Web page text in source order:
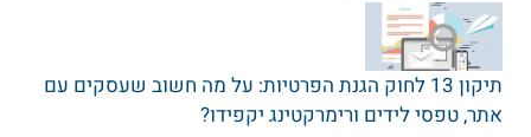
תיקון 13 לחוק הגנת הפרטיות: על מה חשוב שעסקים עם
אתר‚ טפסי לידים ורימרקטינג יקפידו?